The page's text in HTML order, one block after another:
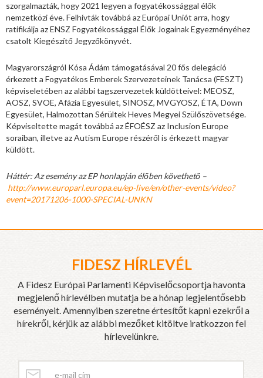
szorgalmazták, hogy 2021 legyen a fogyatékossággal élők
nemzetközi éve. Felhívták továbbá az Európai Uniót arra, hogy
ratifikálja az ENSZ Fogyatékossággal Élők Jogainak Egyezményéhez
csatolt Kiegészítő Jegyzőkönyvét.
Magyarországról Kósa Ádám támogatásával 20 fős delegáció
érkezett a Fogyatékos Emberek Szervezeteinek Tanácsa (FESZT)
képviseletében az alábbi tagszervezetek küldötteivel: MEOSZ,
AOSZ, SVOE, Afázia Egyesület, SINOSZ, MVGYOSZ, ÉTA, Down
Egyesület, Halmozottan Sérültek Heves Megyei Szülőszövetsége.
Képviseltette magát továbbá az ÉFOÉSZ az Inclusion Europe
soraiban, illetve az Autism Europe részéről is érkezett magyar
küldött.
Háttér: Az esemény az EP honlapján élőben követhető –
http://www.europarl.europa.eu/ep-live/en/other-events/video?
event=20171206-1000-SPECIAL-UNKN
FIDESZ HÍRLEVÉL
A Fidesz Európai Parlamenti Képviselőcsoportja havonta
megjelenő hírlevélben mutatja be a hónap legjelentősebb
eseményeit. Amennyiben szeretne értesítőt kapni ezekről a
hírekről, kérjük az alábbi mezőket kitöltve iratkozzon fel
hírlevelünkre.